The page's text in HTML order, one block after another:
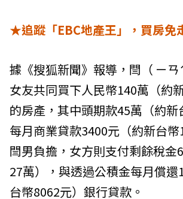
★追蹤「EBC地產王」，買房免
據《搜狐新聞》報導，閆（ ㄧ
女友共同買下人民幣140萬（約
的房產，其中頭期款45萬（約新
每月商業貸款3400元（約新台
閆男負擔，女方則支付剩餘稅金
27萬），與透過公積金每月償還
台幣8062元）銀行貸款。